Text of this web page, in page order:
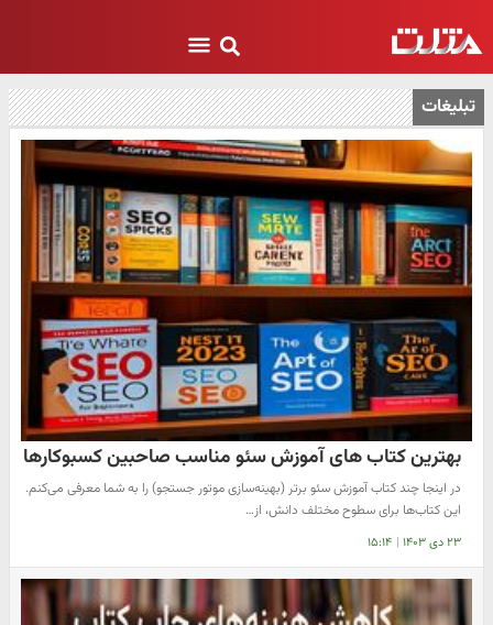
تبلیغات
بهترین کتاب های آموزش سئو مناسب صاحبین کسبوکارها
در اینجا چند کتاب آموزش سئو برتر (بهینه‌سازی موتور جستجو) را به شما معرفی می‌کنم.
این کتاب‌ها برای سطوح مختلف دانش، از…
۲۳ دی ۱۴۰۳ | ۱۵:۱۴